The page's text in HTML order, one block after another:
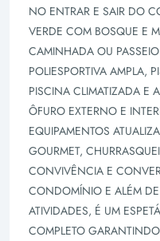
NO ENTRAR E SAIR DO
VERDE COM BOSQUE E
CAMINHADA OU
POLIESPORTIVA AMPLA,
PISCINA CLIMATIZADA E
ÔFURO EXTERNO E
EQUIPAMENTOS
GOURMET,
CONVIVÊNCIA E
CONDOMÍNIO E ALÉM DE
ATIVIDADES, É UM
COMPLETO